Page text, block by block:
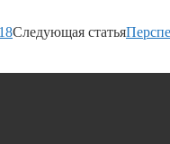
Следующая статья